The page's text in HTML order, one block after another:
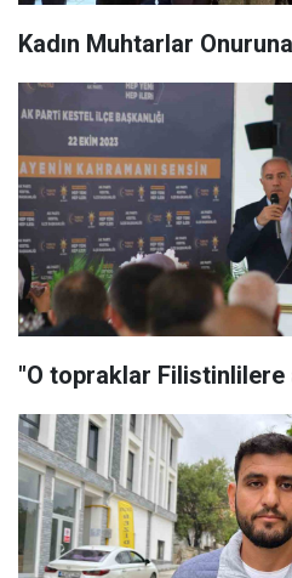
Kadın Muhtarlar
"O topraklar